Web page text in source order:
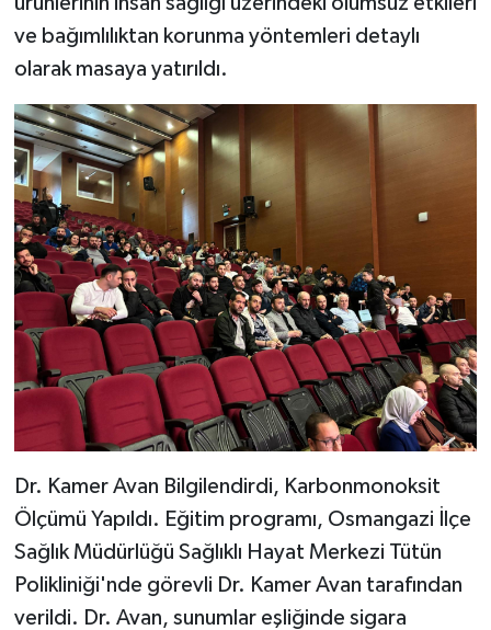
ve bağımlılıktan korunma yöntemleri detaylı
olarak masaya yatırıldı.
Dr. Kamer Avan Bilgilendirdi, Karbonmonoksit
Ölçümü Yapıldı. Eğitim programı, Osmangazi İlçe
Sağlık Müdürlüğü Sağlıklı Hayat Merkezi Tütün
Polikliniği'nde görevli Dr. Kamer Avan tarafından
verildi. Dr. Avan, sunumlar eşliğinde sigara